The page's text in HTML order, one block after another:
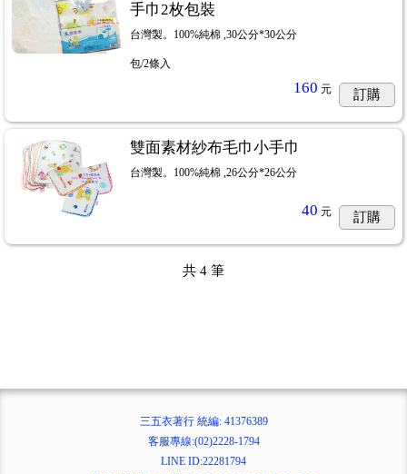
手巾2枚包裝
台灣製。100%純棉 ,30公分*30公分
包/2條入
160 元 訂購
雙面素材紗布毛巾小手巾
台灣製。100%純棉 ,26公分*26公分
40 元 訂購
共 4 筆
三五衣著行 統編: 41376389
客服專線:(02)2228-1794
LINE ID:22281794